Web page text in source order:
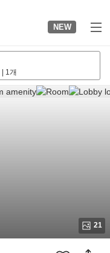
NEW
1개
21